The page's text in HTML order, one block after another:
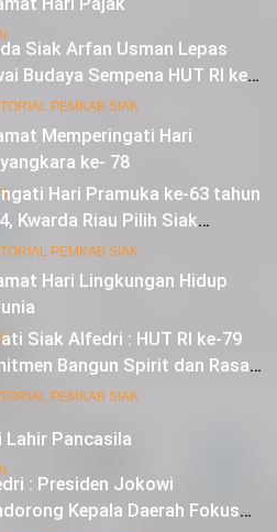
Memperingati Hari
ke- 78
Hari Lingkungan Hidup
Lahir Pancasila
Siak Arfan Usman Lepas
Budaya Sempena HUT RI ke-
PEMKAB SIAK
Hari Pramuka ke-63 tahun
Kwarda Riau Pilih Siak
Tuan Rumah
PEMKAB SIAK
Siak Alfedri : HUT RI ke-79
Bangun Spirit dan Rasa
PEMKAB SIAK
: Presiden Jokowi
Kepala Daerah Fokus